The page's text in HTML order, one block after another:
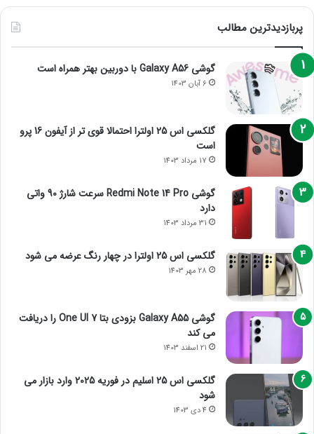
پربازدیدترین مطالب
گوشی Galaxy A56 با دوربین بهتر همراه است
6 آبان 1403
گلکسی اس 25 اولترا احتمالا قوی تر از آیفون 16 پرو
است
17 مرداد 1403
گوشی Redmi Note 14 Pro سرعت شارژ 90 واتی
دارد
31 مرداد 1403
گلکسی اس 25 اولترا در چهار رنگ عرضه می شود
28 مهر 1403
گوشی Galaxy A55 بزودی بتا One UI 7 را دریافت
می کند
21 اسفند 1403
گلکسی اس 25 اسلیم در فوریه 2025 وارد بازار می
شود
4 دی 1403